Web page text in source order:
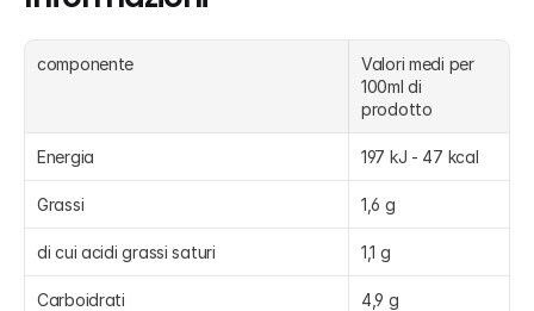
componente
Valori medi per
100ml di
prodotto
Energia 197 kJ - 47 kcal
Grassi 1,6 g
di cui acidi grassi saturi 1,1 g
Carboidrati 4,9 g